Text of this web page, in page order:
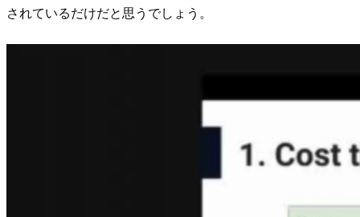
されているだけだと思うでしょう。